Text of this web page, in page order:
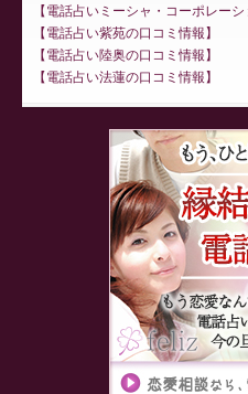
電話占いミーシャ・コーポレー
電話占い紫苑の口コミ情報
電話占い陸奥の口コミ情報
電話占い法蓮の口コミ情報